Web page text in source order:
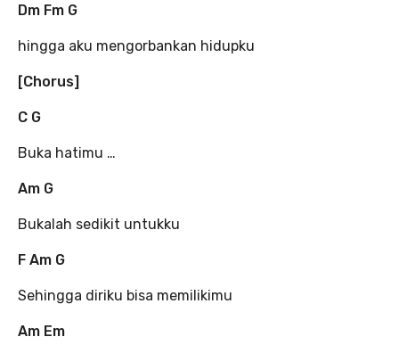
Dm Fm G
hingga aku mengorbankan hidupku
[Chorus]
C G
Buka hatimu …
Am G
Bukalah sedikit untukku
F Am G
Sehingga diriku bisa memilikimu
Am Em